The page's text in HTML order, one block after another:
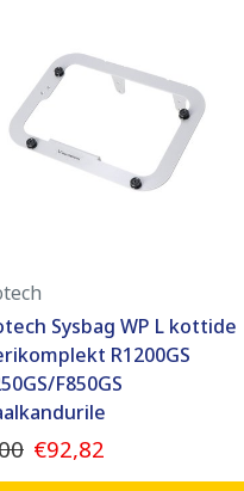
Sysbag WP L kottide
R1200GS
F850GS
€92,82